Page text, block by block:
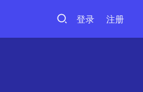
登录 注册